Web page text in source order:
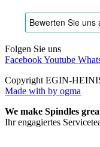
Folgen Sie uns
FacebookYoutube
Copyright EGIN-
Made with by ogma
We make Spindles
Ihr engagiertes